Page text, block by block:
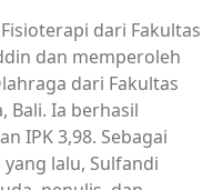
dari Fakultas
dan memperoleh
dari Fakultas
Bali. Ia berhasil
IPK 3,98. Sebagai
lalu, Sulfandi